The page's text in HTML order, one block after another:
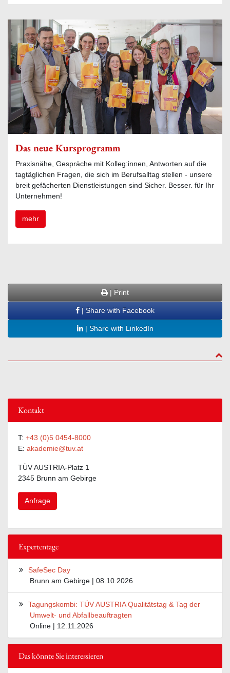
Das neue Kursprogramm
Praxisnähe, Gespräche mit Kolleg:innen, Antworten auf die
tagtäglichen Fragen, die sich im Berufsalltag stellen - unsere
breit gefächerten Dienstleistungen sind Sicher. Besser. für Ihr
Unternehmen!
mehr
| Print
| Share with Facebook
| Share with LinkedIn
to
Kontakt
T: +43 (0)5 0454-8000
E: akademie@tuv.at
TÜV AUSTRIA-Platz 1
2345 Brunn am Gebirge
Anfrage
Expertentage
SafeSec Day
Brunn am Gebirge | 08.10.2026
Tagungskombi: TÜV AUSTRIA Qualitätstag & Tag der
Umwelt- und Abfallbeauftragten
Online | 12.11.2026
Das könnte Sie interessieren